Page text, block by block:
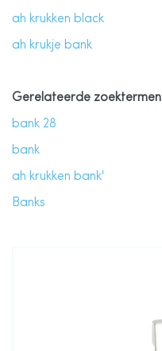
ah krukken black
ah krukje bank
Gerelateerde zoektermen
bank 28
bank
ah krukken bank'
Banks